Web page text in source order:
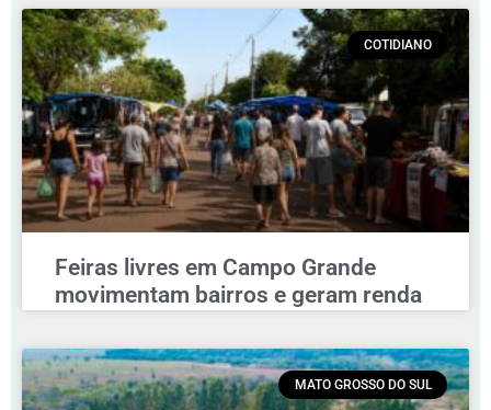
COTIDIANO
Feiras livres em Campo Grande
movimentam bairros e geram renda
MATO GROSSO DO SUL